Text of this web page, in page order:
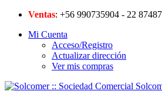
Ventas: +56 990735904 - 22
Mi Cuenta
Acceso/Registro
Actualizar dirección
Ver mis compras